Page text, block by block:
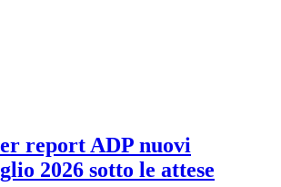
report ADP nuovi
2026 sotto le attese